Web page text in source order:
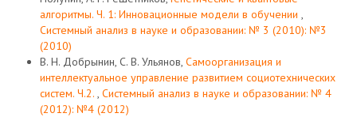
алгоритмы. Ч. 1: Инновационные модели в обучении ,
Системный анализ в науке и образовании: № 3 (2010): №3
(2010)
В. Н. Добрынин, С. В. Ульянов, Самоорганизация и
интеллектуальное управление развитием социотехнических
систем. Ч.2. , Системный анализ в науке и образовании: № 4
(2012): №4 (2012)